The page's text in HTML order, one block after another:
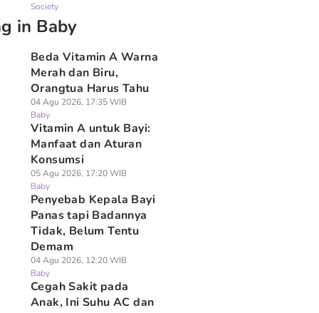
Society
in Baby
Beda Vitamin A Warna
Merah dan Biru,
Orangtua Harus Tahu
04 Agu 2026, 17:35 WIB
Baby
Vitamin A untuk Bayi:
Manfaat dan Aturan
Konsumsi
05 Agu 2026, 17:20 WIB
Baby
Penyebab Kepala Bayi
Panas tapi Badannya
Tidak, Belum Tentu
Demam
04 Agu 2026, 12:20 WIB
Baby
Cegah Sakit pada
Anak, Ini Suhu AC dan